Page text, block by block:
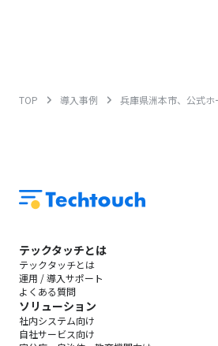
TOP 導入事例 兵庫県洲本市、公式
テックタッチとは
テックタッチとは
運用 / 導入サポート
よくある質問
ソリューション
社内システム向け
自社サービス向け